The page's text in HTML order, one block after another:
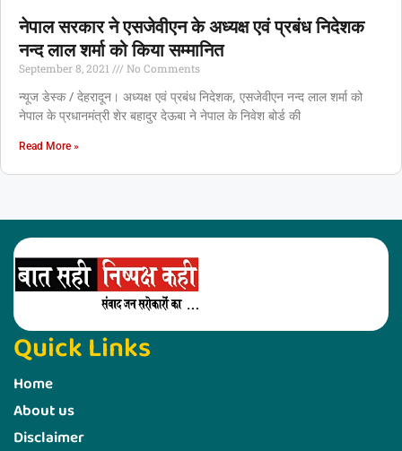
नेपाल सरकार ने एसजेवीएन के अध्‍यक्ष एवं प्रबंध निदेशक
नन्‍द लाल शर्मा को किया सम्‍मानित
September 8, 2021 No Comments
न्यूज डेस्क / देहरादून। अध्यक्ष एवं प्रबंध निदेशक, एसजेवीएन नन्‍द लाल शर्मा को
नेपाल के प्रधानमंत्री शेर बहादुर देऊबा ने नेपाल के निवेश बोर्ड की
Read More »
Quick Links
Home
About us
Disclaimer